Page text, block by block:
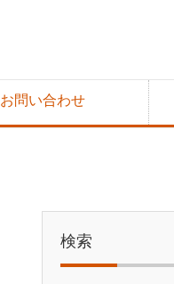
お問い合わせ
検索